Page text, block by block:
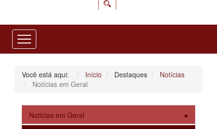
Você está aqui: Início Destaques
Notícias
Notícias em Geral
Notícias em Geral